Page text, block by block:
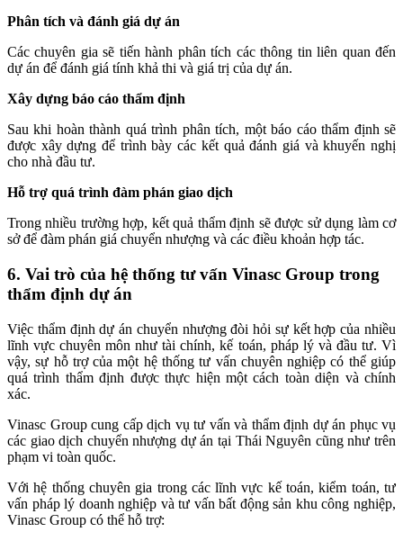
Phân tích và đánh giá dự án
Các chuyên gia sẽ tiến hành phân tích các thông tin liên quan đến
dự án để đánh giá tính khả thi và giá trị của dự án.
Xây dựng báo cáo thẩm định
Sau khi hoàn thành quá trình phân tích, một báo cáo thẩm định sẽ
được xây dựng để trình bày các kết quả đánh giá và khuyến nghị
cho nhà đầu tư.
Hỗ trợ quá trình đàm phán giao dịch
Trong nhiều trường hợp, kết quả thẩm định sẽ được sử dụng làm cơ
sở để đàm phán giá chuyển nhượng và các điều khoản hợp tác.
6. Vai trò của hệ thống tư vấn Vinasc Group trong
thẩm định dự án
Việc thẩm định dự án chuyển nhượng đòi hỏi sự kết hợp của nhiều
lĩnh vực chuyên môn như tài chính, kế toán, pháp lý và đầu tư. Vì
vậy, sự hỗ trợ của một hệ thống tư vấn chuyên nghiệp có thể giúp
quá trình thẩm định được thực hiện một cách toàn diện và chính
xác.
Vinasc Group cung cấp dịch vụ tư vấn và thẩm định dự án phục vụ
các giao dịch chuyển nhượng dự án tại Thái Nguyên cũng như trên
phạm vi toàn quốc.
Với hệ thống chuyên gia trong các lĩnh vực kế toán, kiểm toán, tư
vấn pháp lý doanh nghiệp và tư vấn bất động sản khu công nghiệp,
Vinasc Group có thể hỗ trợ: